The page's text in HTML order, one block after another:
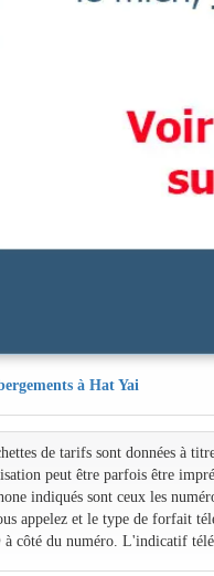
à Hat Yai
de tarifs sont données à
peut être parfois être
indiqués sont ceux les
appelez et le type de forfait
à côté du numéro. L'indicatif